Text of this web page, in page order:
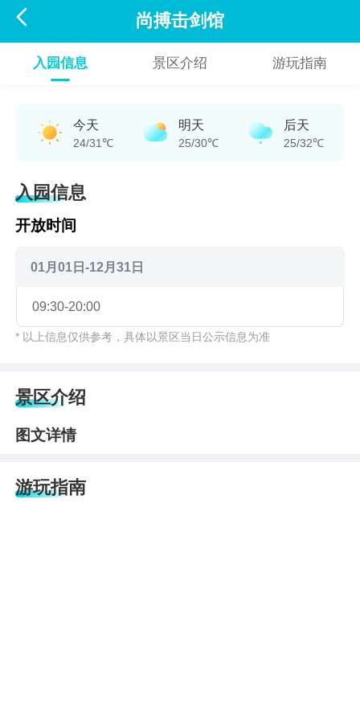
 尚搏击剑馆
入园信息 景区介绍 游玩指南
今天
24/31℃
明天
25/30℃
后天
25/32℃
入园信息
开放时间
01月01日-12月31日
09:30-20:00
* 以上信息仅供参考，具体以景区当日公示信息为准
景区介绍
图文详情
游玩指南